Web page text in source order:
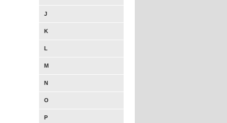
J
K
L
M
N
O
P